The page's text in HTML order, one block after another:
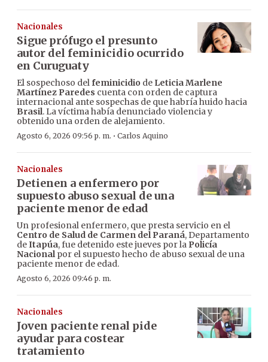
Nacionales
Sigue prófugo el presunto
autor del feminicidio ocurrido
en Curuguaty
El sospechoso delfeminicidio de Leticia Marlene
Martínez Paredes cuenta con orden de captura
internacional ante sospechas de que habría huido hacia
Brasil. La víctima había denunciado violencia y
obtenido una orden de alejamiento.
Agosto 6, 2026 09:56 p. m. · Carlos Aquino
Nacionales
Detienen a enfermero por
supuesto abuso sexual de una
paciente menor de edad
Un profesional enfermero, que presta servicio en el
Centro de Salud de Carmen del Paraná, Departamento
deItapúa, fue detenido este jueves por la Policía
Nacionalpor el supuesto hecho de abuso sexual de una
paciente menor de edad.
Agosto 6, 2026 09:46 p. m.
Nacionales
Joven paciente renal pide
ayudar para costear
tratamiento